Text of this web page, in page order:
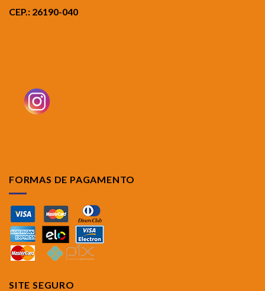
CEP.: 26190-040
FORMAS DE PAGAMENTO
SITE SEGURO